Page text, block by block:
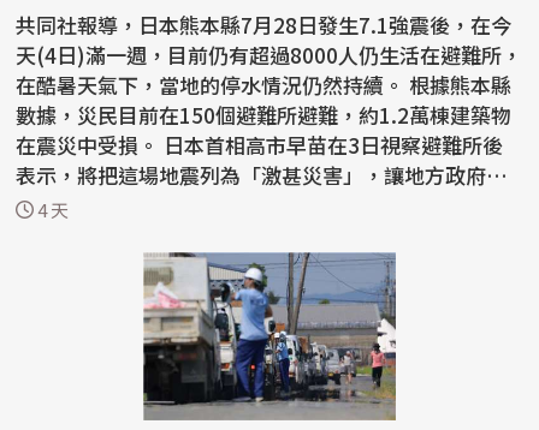
共同社報導，日本熊本縣7月28日發生7.1強震後，在今
天(4日)滿一週，目前仍有超過8000人仍生活在避難所，
在酷暑天氣下，當地的停水情況仍然持續。 根據熊本縣
數據，災民目前在150個避難所避難，約1.2萬棟建築物
在震災中受損。 日本首相高市早苗在3日視察避難所後
表示，將把這場地震列為「激甚災害」，讓地方政府能
夠...4 天